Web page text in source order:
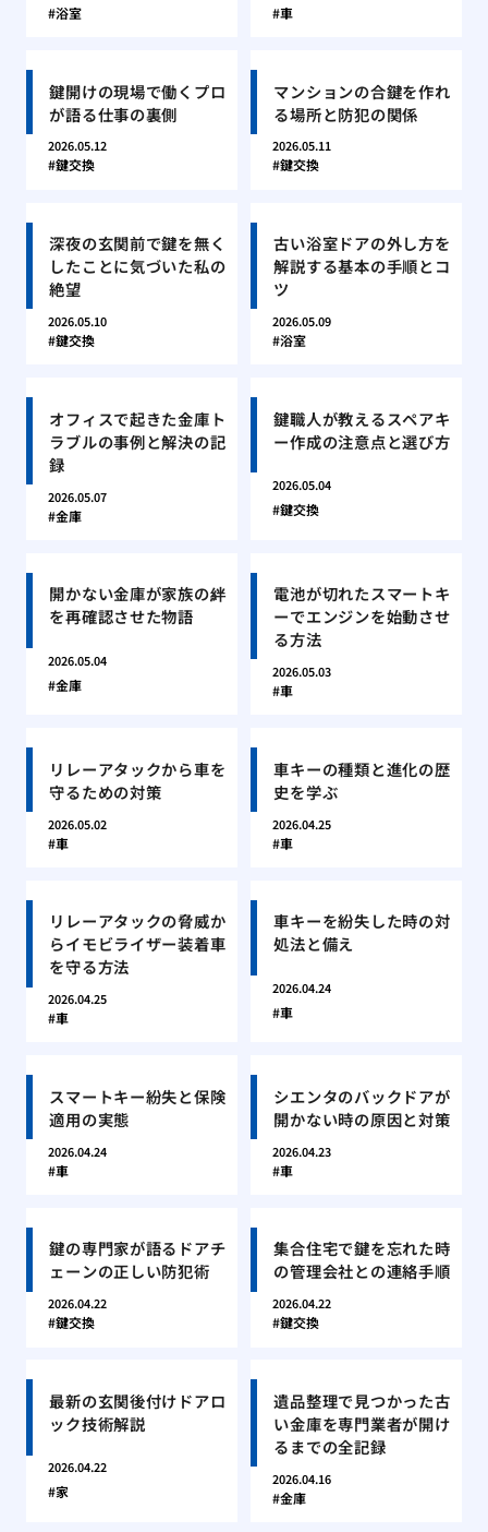
浴室 車
鍵開けの現場で働くプロ
が語る仕事の裏側
2026.05.12
鍵交換
マンションの合鍵を作れ
る場所と防犯の関係
2026.05.11
鍵交換
深夜の玄関前で鍵を無く
したことに気づいた私の
絶望
2026.05.10
鍵交換
古い浴室ドアの外し方を
解説する基本の手順とコ
ツ
2026.05.09
浴室
オフィスで起きた金庫ト
ラブルの事例と解決の記
録
2026.05.07
金庫
鍵職人が教えるスペアキ
ー作成の注意点と選び方
2026.05.04
鍵交換
開かない金庫が家族の絆
を再確認させた物語
2026.05.04
金庫
電池が切れたスマートキ
ーでエンジンを始動させ
る方法
2026.05.03
車
リレーアタックから車を
守るための対策
2026.05.02
車
車キーの種類と進化の歴
史を学ぶ
2026.04.25
車
リレーアタックの脅威か
らイモビライザー装着車
を守る方法
2026.04.25
車
車キーを紛失した時の対
処法と備え
2026.04.24
車
スマートキー紛失と保険
適用の実態
2026.04.24
車
シエンタのバックドアが
開かない時の原因と対策
2026.04.23
車
鍵の専門家が語るドアチ
ェーンの正しい防犯術
2026.04.22
鍵交換
集合住宅で鍵を忘れた時
の管理会社との連絡手順
2026.04.22
鍵交換
最新の玄関後付けドアロ
ック技術解説
2026.04.22
家
遺品整理で見つかった古
い金庫を専門業者が開け
るまでの全記録
2026.04.16
金庫